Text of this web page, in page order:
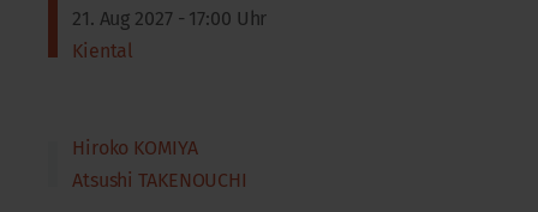
21. Aug 2027 - 17:00 Uhr
Kiental
Hiroko KOMIYA
Atsushi TAKENOUCHI